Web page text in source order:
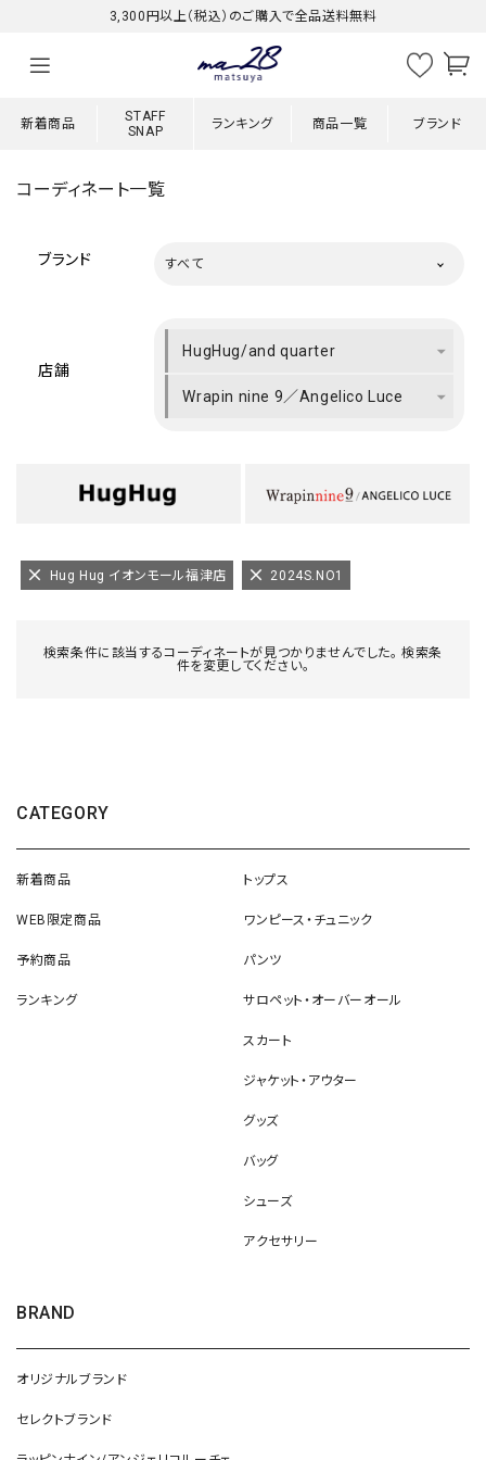
3,300円以上（税込）のご購入で全品送料無料
新着商品
STAFF
SNAP
ランキング 商品一覧 ブランド
コーディネート一覧
ブランド すべて
店舗
HugHug/and quarter
Wrapin nine 9／Angelico Luce
Hug Hug イオンモール福津店 2024S.NO1
検索条件に該当するコーディネートが見つかりませんでした。 検索条
件を変更してください。
CATEGORY
新着商品
WEB限定商品
予約商品
ランキング
トップス
ワンピース・チュニック
パンツ
サロペット・オーバーオール
スカート
ジャケット・アウター
グッズ
バッグ
シューズ
アクセサリー
BRAND
オリジナルブランド
セレクトブランド